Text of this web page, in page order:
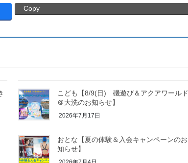
Copy
こども【8/9(日) 磯遊び＆アクアワールド
＠大洗のお知らせ】
2026年7月17日
おとな【夏の体験＆入会キャンペーンのお
知らせ】